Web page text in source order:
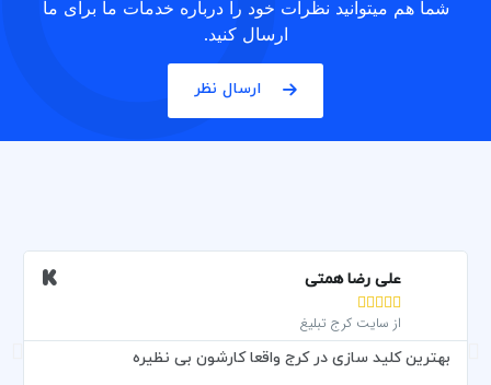
شما هم میتوانید نظرات خود را درباره خدمات ما برای ما
ارسال کنید.
ارسال نظر
علی رضا همتی





از سایت کرج تبلیغ
بهترین کلید سازی در کرج واقعا کارشون بی نظیره